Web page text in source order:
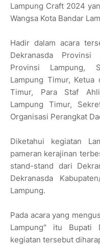
Lampung Craft 2024
Wangsa Kota Bandar
Hadir dalam acara
Dekranasda Provinsi
Provinsi Lampung,
Lampung Timur, Ketua
Timur, Para Staf
Lampung Timur,
Organisasi Perangkat
Diketahui kegiatan
pameran kerajinan
stand-stand dari
Dekranasda
Lampung.
Pada acara yang
Lampung" itu Bupati
kegiatan tersebut